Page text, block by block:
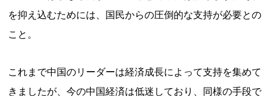
を抑え込むためには、国民からの圧倒的な支持が必要との
こと。
これまで中国のリーダーは経済成長によって支持を集めて
きましたが、今の中国経済は低迷しており、同様の手段で